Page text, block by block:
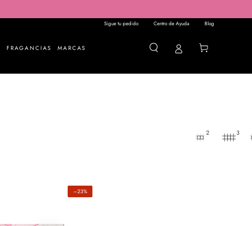
Sigue tu pedido Centro de Ayuda Blog
FRAGANCIAS MARCAS Carrito
2 3
–23%